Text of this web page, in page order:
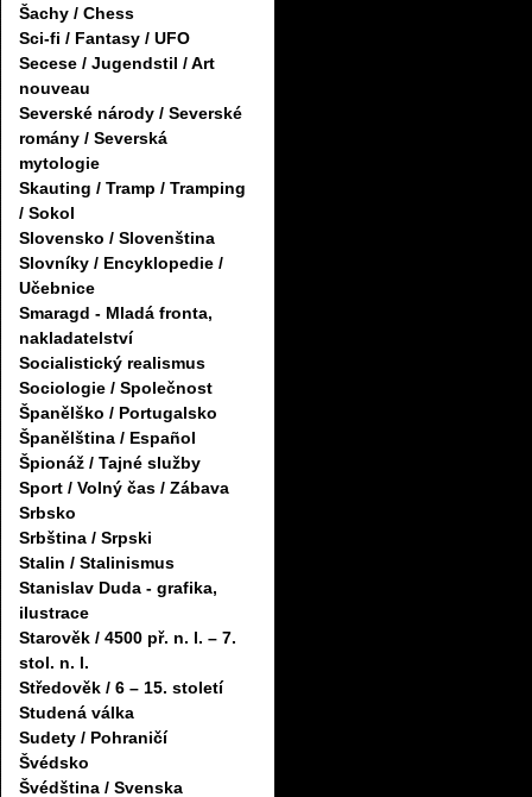
Šachy / Chess
Sci-fi / Fantasy / UFO
Secese / Jugendstil / Art
nouveau
Severské národy / Severské
romány / Severská
mytologie
Skauting / Tramp / Tramping
/ Sokol
Slovensko / Slovenština
Slovníky / Encyklopedie /
Učebnice
Smaragd - Mladá fronta,
nakladatelství
Socialistický realismus
Sociologie / Společnost
Španělško / Portugalsko
Španělština / Español
Špionáž / Tajné služby
Sport / Volný čas / Zábava
Srbsko
Srbština / Srpski
Stalin / Stalinismus
Stanislav Duda - grafika,
ilustrace
Starověk / 4500 př. n. l. – 7.
stol. n. l.
Středověk / 6 – 15. století
Studená válka
Sudety / Pohraničí
Švédsko
Švédština / Svenska